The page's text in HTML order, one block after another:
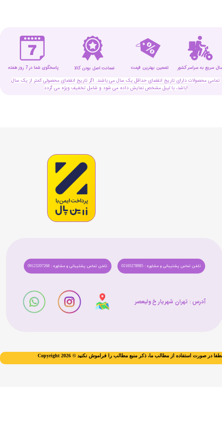
تمامی محصولات دارای تاریخ انقضای حداقل یک سال می باشند. اگر تاریخ انقضای محصولی کمتر از یک سال
باشد، با لیبل مشخص نمایش داده می شود و شامل تخفیف ویژه می گردد!
ضمانت اصل بودن کالا تضمین بهترین قیمت پاسخگوی شما در 7 روز هفته سریع به سراسر کشور
تلفن تماس پشتیبانی و مشاوره : 09123207268 تلفن تماس پشتیبانی و مشاوره : 02165278985
آدرس : تهران شهریار خ ولیعصر​​​​​​​